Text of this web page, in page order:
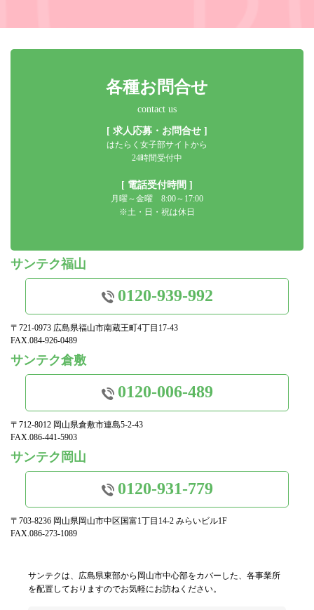
各種お問合せ
contact us
[ 求人応募・お問合せ ]
はたらく女子部サイトから
24時間受付中
[ 電話受付時間 ]
月曜～金曜 8:00～17:00
※土・日・祝は休日
サンテク福山
0120-939-992
〒721-0973 広島県福山市南蔵王町4丁目17-43
FAX.084-926-0489
サンテク倉敷
0120-006-489
〒712-8012 岡山県倉敷市連島5-2-43
FAX.086-441-5903
サンテク岡山
0120-931-779
〒703-8236 岡山県岡山市中区国富1丁目14-2 みらいビル1F
FAX.086-273-1089
サンテクは、広島県東部から岡山市中心部をカバーした、各事業所
を配置しておりますのでお気軽にお訪ねください。